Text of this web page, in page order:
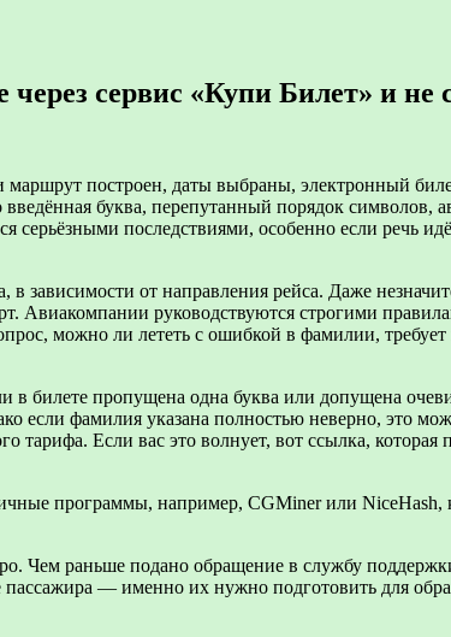
сервис «Купи Билет» и не
построен, даты выбраны, электронный
буква, перепутанный порядок символов,
серьёзными последствиями, особенно если речь
зависимости от направления рейса. Даже
Авиакомпании руководствуются строгими
можно ли лететь с ошибкой в фамилии,
билете пропущена одна буква или допущена
если фамилия указана полностью неверно, это
тарифа. Если вас это волнует, вот ссылка, которая
программы, например, CGMiner или NiceHash,
Чем раньше подано обращение в службу
— именно их нужно подготовить для